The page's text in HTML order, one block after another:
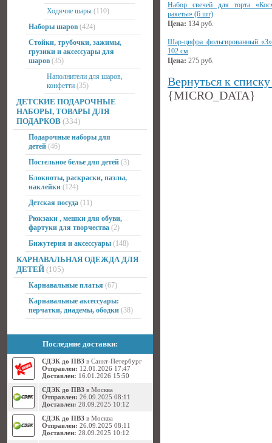
Ходячие шары (110)
Наборы шаров (424)
Стойки, трубочки, зажимы,
грузики и аксессуары для
шаров (35)
Наполнители для шаров,
конфетти (35)
ДЕТСКИЕ ПОДАРОЧНЫЕ
НАБОРЫ, ТОВАРЫ ДЛЯ
ПОДАРКОВ (334)
Подарочные наборы для
детей (46)
Постельное белье для детей (3)
Блокноты, раскраски, пазлы,
наклейки (124)
Детская посуда (11)
Рюкзаки , мешки для обуви,
фартуки для творчества (2)
Бижутерия и аксессуары (148)
КАРНАВАЛЬНАЯ ОДЕЖДА ДЛЯ
ДЕТЕЙ (105)
Карнавальные платья (67)
Карнавальные аксессуары:
перчатки, диадемы, ободки (38)
Последние доставки:
СДЭК до ПВЗ в Санкт-Петербург
Отправлен: 12.01.2026 17:47
Доставлен: 16.01.2026 15:50
СДЭК до ПВЗ в Москва
Отправлен: 26.09.2025 08:11
Доставлен: 28.09.2025 10:12
СДЭК до ПВЗ в Москва
Отправлен: 26.09.2025 08:11
Доставлен: 28.09.2025 10:12
Набор свечей для торта
ракеты» (6 шт)
Цена: 134 руб.
Шар-цифра фольгированный
102 см
Цена: 275 руб.
Вернуться к списку
{MICRO_DATA}